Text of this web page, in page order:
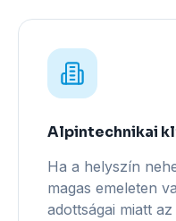
Alpintechnikai
Ha a helyszín
magas emeleten
adottságai miatt